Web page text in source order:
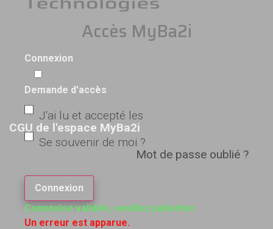
Accès MyBa2i
Connexion
Demande d'accès
J'ai lu et accepté les
CGU de l'espace MyBa2i
Se souvenir de moi ?
Mot de passe oublié ?
Connexion
Connexion validée, veuillez patienter.
Un erreur est apparue.